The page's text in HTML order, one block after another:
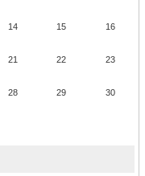
14 15 16
21 22 23
28 29 30